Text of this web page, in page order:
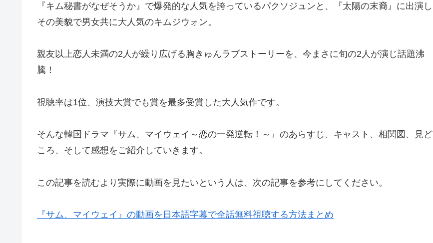
『キム秘書がなぜそうか』で爆発的な人気を誇っているパクソジュンと、『太陽の末裔』に出演し
その美貌で男女共に大人気のキムジウォン。
親友以上恋人未満の2人が繰り広げる胸きゅんラブストーリーを、今まさに旬の2人が演じ話題沸
騰！
視聴率は1位、演技大賞でも賞を最多受賞した大人気作です。
そんな韓国ドラマ『サム、マイウェイ～恋の一発逆転！～』のあらすじ、キャスト、相関図、見ど
ころ、そして感想をご紹介していきます。
この記事を読むより実際に動画を見たいという人は、次の記事を参考にしてください。
『サム、マイウェイ』の動画を日本語字幕で全話無料視聴する方法まとめ